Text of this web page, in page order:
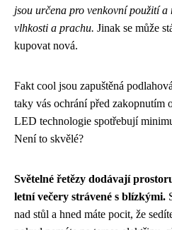
jsou určena pro venkovní použití
vlhkosti a prachu. Jinak se může
kupovat nová.
Fakt cool jsou zapuštěná
taky vás ochrání před zakopnutím
LED technologie spotřebují
Není to skvělé?
Světelné řetězy dodávají
letní večery strávené s blízkými.
nad stůl a hned máte pocit, že